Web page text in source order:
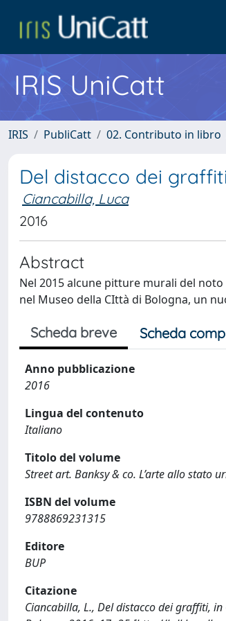
IRIS UniCatt
IRIS PubliCatt 02. Contributo in libro
Del distacco dei
Ciancabilla, Luca
2016
Abstract
Nel 2015 alcune pitture murali del
nel Museo della CIttà di Bologna, un
Scheda breve Scheda
Anno pubblicazione
2016
Lingua del contenuto
Italiano
Titolo del volume
Street art. Banksy & co. L’arte allo stato
ISBN del volume
9788869231315
Editore
BUP
Citazione
Ciancabilla, L., Del distacco dei graffiti, in